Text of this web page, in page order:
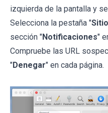
izquierda de la pantalla y
Selecciona la pestaña "
sección "Notificaciones"
Compruebe las URL
"Denegar" en cada página.